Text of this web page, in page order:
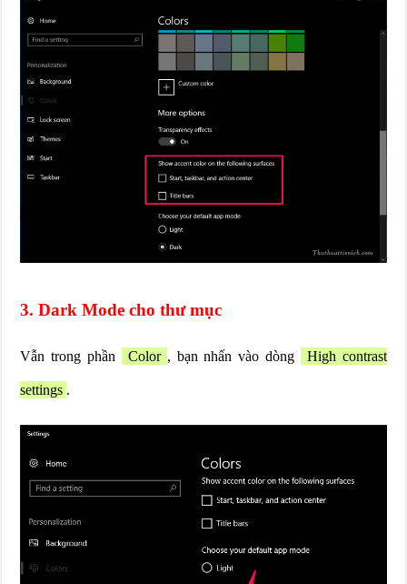
3. Dark Mode cho thư mục
Vẫn trong phần Color , bạn nhấn vào dòng High contrast
settings .